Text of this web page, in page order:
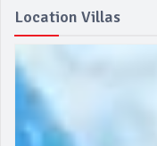
Location Villas